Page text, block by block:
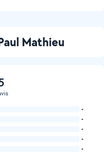
Mathieu
-
-
-
-
-